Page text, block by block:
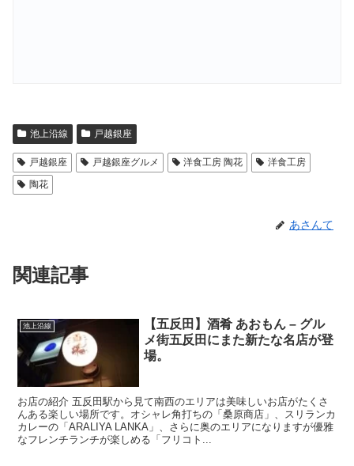
池上沿線 戸越銀座
戸越銀座 戸越銀座グルメ 洋食工房 陶花
洋食工房
陶花
あさんて
関連記事
池上沿線
【五反田】酒肴 あおもん – グル
メ街五反田にまた新たな名店が登
場。
お店の紹介 五反田駅から見て南西のエリアは美味しいお店がたくさ
んある楽しい場所です。オシャレ角打ちの「桑原商店」、スリランカ
カレーの「ARALIYA LANKA」、さらに奥のエリアになりますが優雅
なフレンチランチが楽しめる「フリコト...